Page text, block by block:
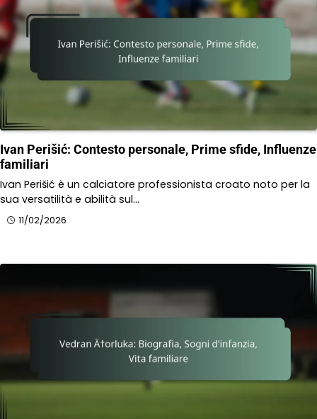
Ivan Perišić: Contesto personale, Prime sfide, Influenze
familiari
Ivan Perišić è un calciatore professionista croato noto per la
sua versatilità e abilità sul…
11/02/2026